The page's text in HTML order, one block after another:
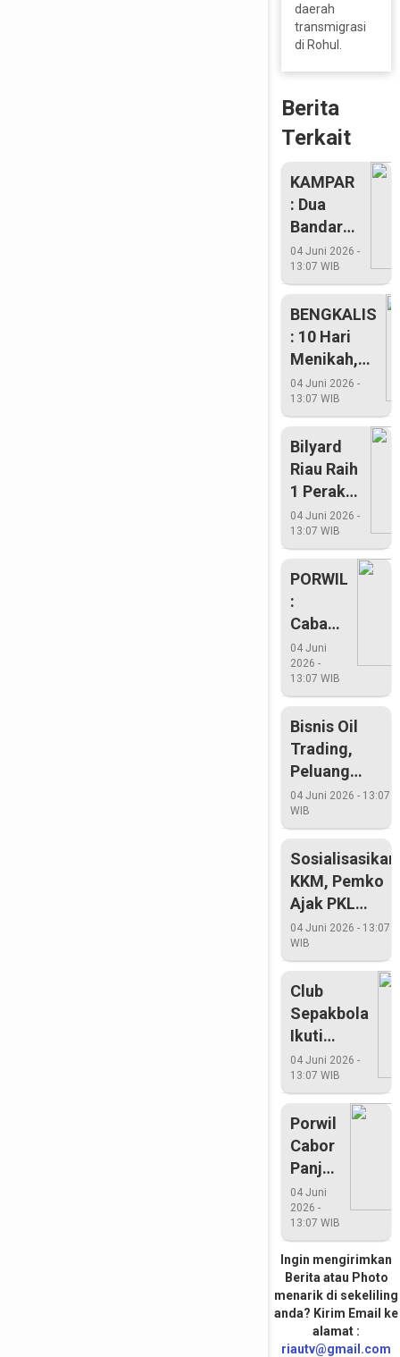
daerah
transmigrasi
di Rohul.
Berita
Terkait
KAMPAR
: Dua
Bandar
Dan
Pengedar
Sabu
Diringkus
04 Juni 2026 -
13:07 WIB
BENGKALIS
: 10 Hari
Menikah,
Suami
Menginap
04 Juni 2026 -
13:07 WIB
Bilyard
Riau Raih
1 Perak
Dan 2
Perunggu
04 Juni 2026 -
13:07 WIB
PORWIL
:
Cabang
Renang
Riau
Porwil
04 Juni
2026 -
13:07 WIB
Bisnis Oil
Trading,
Peluang
Mencerahkan
04 Juni 2026 - 13:07
WIB
Sosialisasikan
KKM, Pemko
Ajak PKL
Diskusi
04 Juni 2026 - 13:07
WIB
Club
Sepakbola
Ikuti
Bupati
Cup Tahun
04 Juni 2026 -
13:07 WIB
Porwil
Cabor
Panjat
Tebing
Riau
Medali
Emas
04 Juni
2026 -
13:07 WIB
Ingin mengirimkan
Berita atau Photo
menarik di sekeliling
anda? Kirim Email ke
alamat :
riautv@gmail.com